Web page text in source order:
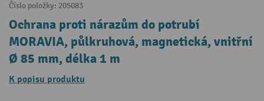
Číslo položky: 205083
Ochrana proti nárazům do potrubí
MORAVIA, půlkruhová, magnetická, vnitřní
Ø 85 mm, délka 1 m
K popisu produktu